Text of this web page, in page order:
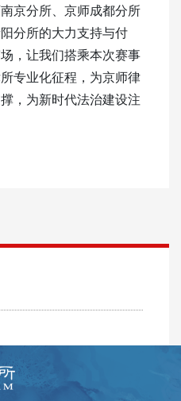
京分所、京师成都分所
分所的大力支持与付
，让我们搭乘本次赛事
专业化征程，为京师律
，为新时代法治建设注